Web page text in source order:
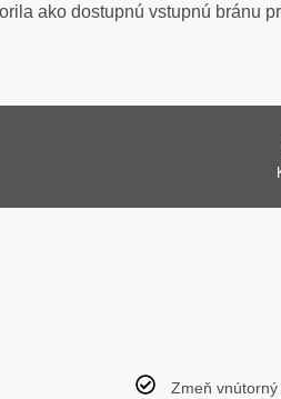
ako dostupnú vstupnú bránu
Zmeň